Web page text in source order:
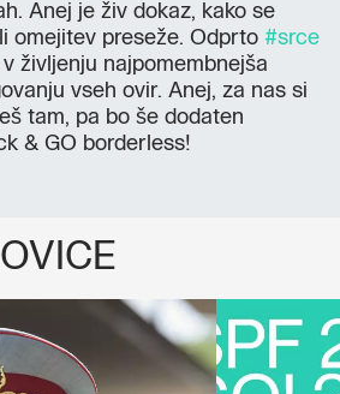
Anej je živ dokaz, kako se
omejitev preseže. Odprto #srce
življenju najpomembnejša
vseh ovir. Anej, za nas si
tam, pa bo še dodaten
& GO borderless!